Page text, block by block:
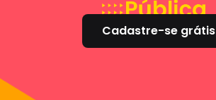
Cadastre-se grátis